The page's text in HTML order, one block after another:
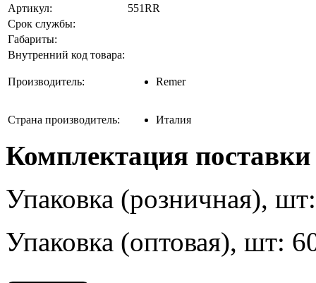
Артикул:
551RR
Срок службы:
Габариты:
Внутренний код товара:
Производитель: Remer
Страна производитель: Италия
Комплектация поставки
Упаковка (розничная),
Упаковка (оптовая), шт: